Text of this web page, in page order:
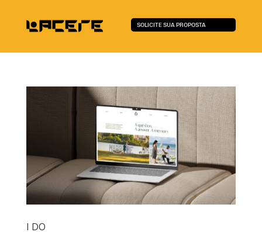
SOLICITE SUA PROPOSTA
I DO